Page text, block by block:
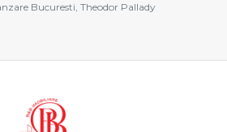
Bucuresti, Theodor Pallady